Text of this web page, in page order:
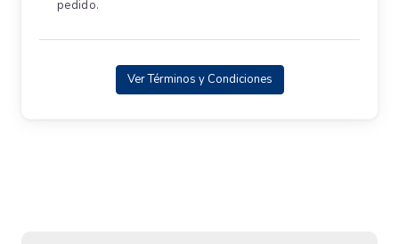
pedido.
Ver Términos y Condiciones